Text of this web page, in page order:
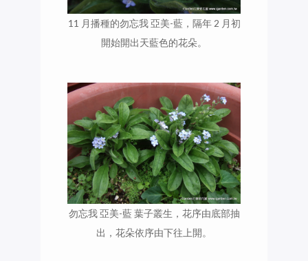
11 月播種的勿忘我 亞美-藍，隔年 2 月初
開始開出天藍色的花朵。
勿忘我 亞美-藍 葉子叢生，花序由底部抽
出，花朵依序由下往上開。